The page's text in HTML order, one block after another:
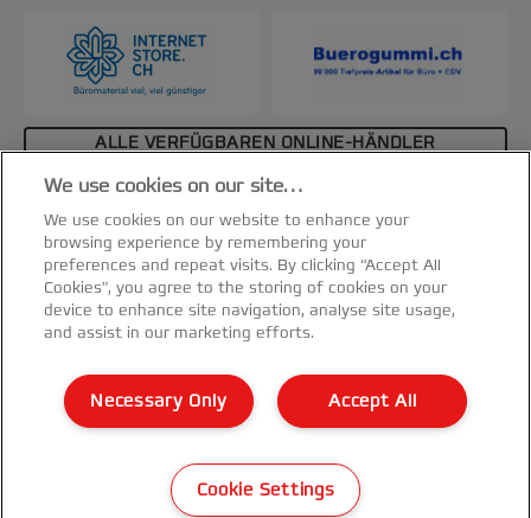
ALLE VERFÜGBAREN ONLINE-HÄNDLER
ANZEIGEN
Spezifikationen & Merkmale
Kundenservice
Garantie Bedingungen
©2026 ACCO Brands
We use cookies on our site…
We use cookies on our website to enhance your
browsing experience by remembering your
preferences and repeat visits. By clicking “Accept All
Cookies”, you agree to the storing of cookies on your
device to enhance site navigation, analyse site usage,
and assist in our marketing efforts.
Accept All
Necessary Only
Cookie Settings